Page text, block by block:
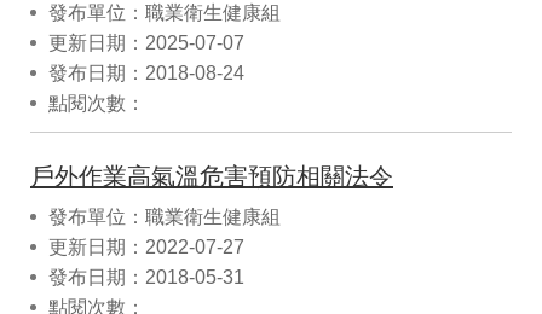
發布單位：職業衛生健康組
更新日期：2025-07-07
發布日期：2018-08-24
點閱次數：
戶外作業高氣溫危害預防相關法令
發布單位：職業衛生健康組
更新日期：2022-07-27
發布日期：2018-05-31
點閱次數：